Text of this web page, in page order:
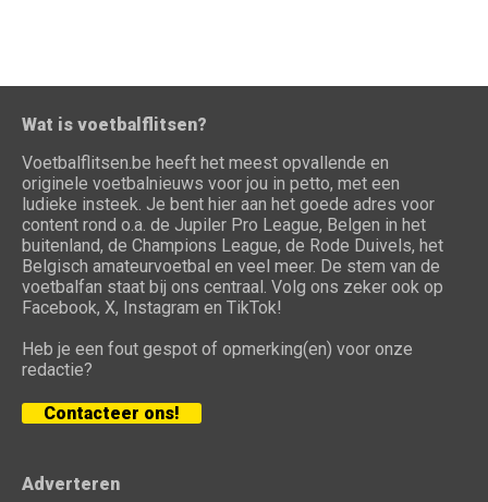
Wat is voetbalflitsen?
Voetbalflitsen.be heeft het meest opvallende en
originele voetbalnieuws voor jou in petto, met een
ludieke insteek. Je bent hier aan het goede adres voor
content rond o.a. de Jupiler Pro League, Belgen in het
buitenland, de Champions League, de Rode Duivels, het
Belgisch amateurvoetbal en veel meer. De stem van de
voetbalfan staat bij ons centraal. Volg ons zeker ook op
Facebook, X, Instagram en TikTok!
Heb je een fout gespot of opmerking(en) voor onze
redactie?
Contacteer ons!
Adverteren